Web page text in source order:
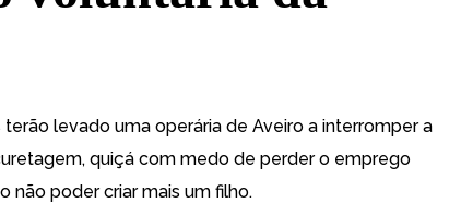
levado uma operária de Aveiro a interromper a
quiçá com medo de perder o emprego
não poder criar mais um filho.